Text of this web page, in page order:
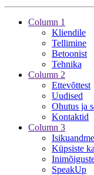
Column 1
Kliendile
Tellimine
Betoonist
Tehnika
Column 2
Ettevõttest
Uudised
Ohutus ja
Kontaktid
Column 3
Küpsiste
SpeakUp